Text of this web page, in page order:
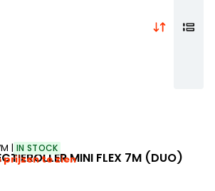
MINI FLEX 7M (DUO)
IN STOCK
prijzen te zien